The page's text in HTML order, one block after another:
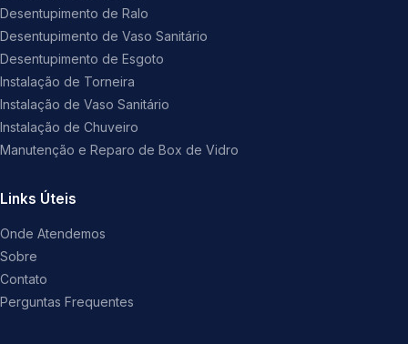
Desentupimento de Ralo
Desentupimento de Vaso Sanitário
Desentupimento de Esgoto
Instalação de Torneira
Instalação de Vaso Sanitário
Instalação de Chuveiro
Manutenção e Reparo de Box de Vidro
Links Úteis
Onde Atendemos
Sobre
Contato
Perguntas Frequentes